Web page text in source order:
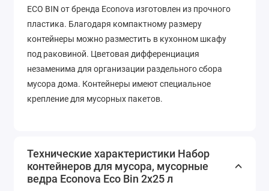
ECO BIN от бренда Econova изготовлен из прочного
пластика. Благодаря компактному размеру
контейнеры можно разместить в кухонном шкафу
под раковиной. Цветовая дифференциация
незаменима для организации раздельного сбора
мусора дома. Контейнеры имеют специальное
крепление для мусорных пакетов.
Технические характеристики Набор
контейнеров для мусора, мусорные
ведра Econova Eco Bin 2x25 л